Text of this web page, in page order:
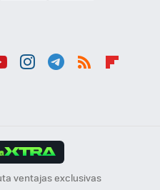
ventajas exclusivas